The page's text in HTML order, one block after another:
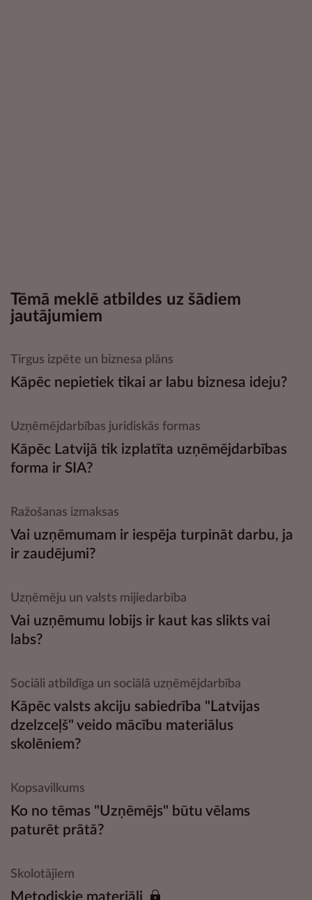
Tēmā meklē atbildes uz šādiem
jautājumiem
Tirgus izpēte un biznesa plāns
Kāpēc nepietiek tikai ar labu biznesa ideju?
Uzņēmējdarbības juridiskās formas
Kāpēc Latvijā tik izplatīta uzņēmējdarbības
forma ir SIA?
Ražošanas izmaksas
Vai uzņēmumam ir iespēja turpināt darbu, ja
ir zaudējumi?
Uzņēmēju un valsts mijiedarbība
Vai uzņēmumu lobijs ir kaut kas slikts vai
labs?
Sociāli atbildīga un sociālā uzņēmējdarbība
Kāpēc valsts akciju sabiedrība "Latvijas
dzelzceļš" veido mācību materiālus
skolēniem?
Kopsavilkums
Ko no tēmas "Uzņēmējs" būtu vēlams
paturēt prātā?
Skolotājiem
Metodiskie materiāli